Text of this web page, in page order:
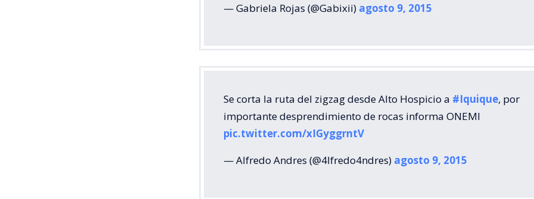
— Gabriela Rojas (@Gabixii) agosto 9, 2015
Se corta la ruta del zigzag desde Alto Hospicio a #Iquique, por
importante desprendimiento de rocas informa ONEMI
pic.twitter.com/xIGyggrntV
— Alfredo Andres (@4lfredo4ndres) agosto 9, 2015